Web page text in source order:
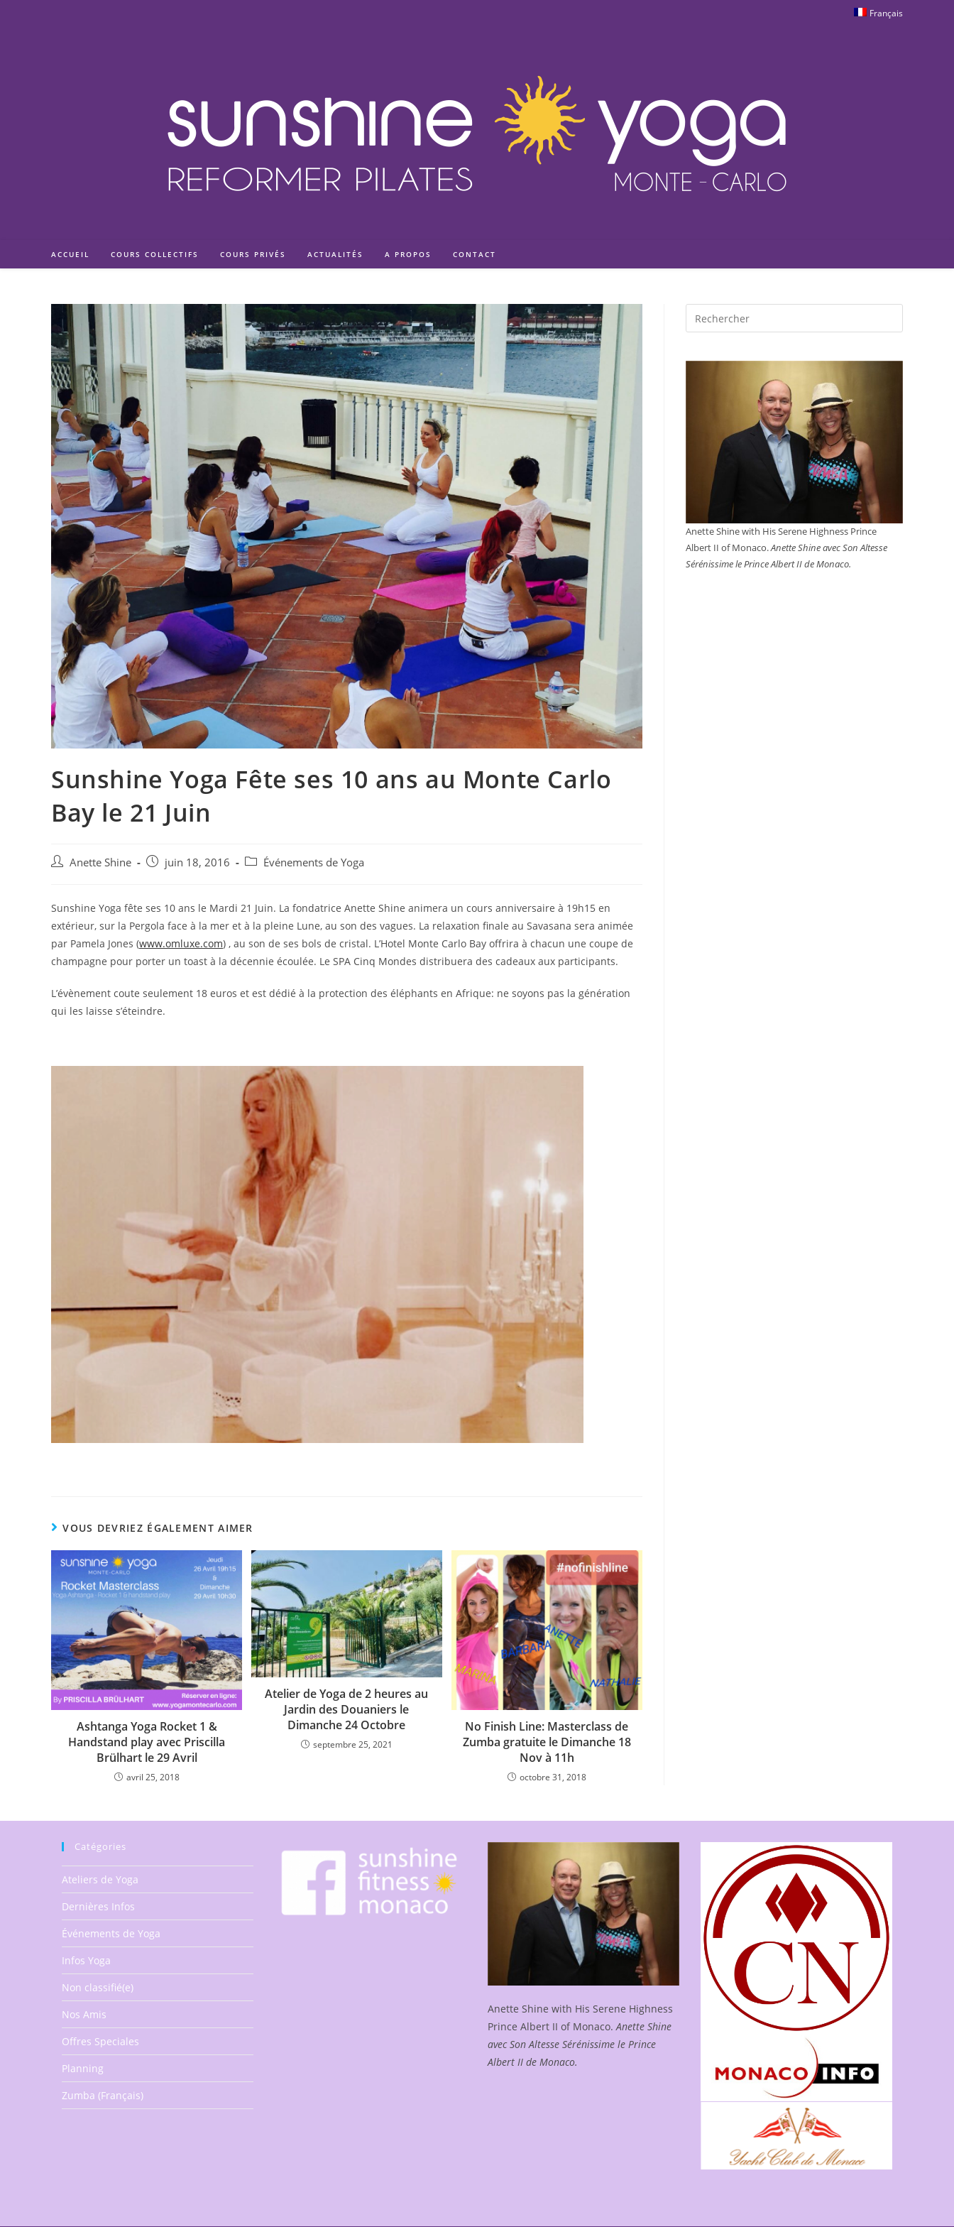
Français
ACCUEIL COURS COLLECTIFS COURS PRIVÉS ACTUALITÉS A PROPOS CONTACT
Sunshine Yoga Fête ses 10 ans au Monte Carlo
Bay le 21 Juin
Auteur/autrice
publication :
Anette Shine
Post juin 18, 2016
Post Événements de Yoga
Sunshine Yoga fête ses 10 ans le Mardi 21 Juin. La fondatrice Anette Shine animera un cours anniversaire à 19h15 en
extérieur, sur la Pergola face à la mer et à la pleine Lune, au son des vagues. La relaxation finale au Savasana sera animée
par Pamela Jones (www.omluxe.com) , au son de ses bols de cristal. L’Hotel Monte Carlo Bay offrira à chacun une coupe de
champagne pour porter un toast à la décennie écoulée. Le SPA Cinq Mondes distribuera des cadeaux aux participants.
L’évènement coute seulement 18 euros et est dédié à la protection des éléphants en Afrique: ne soyons pas la génération
qui les laisse s’éteindre.
VOUS DEVRIEZ ÉGALEMENT AIMER
Ashtanga Yoga Rocket 1 &
Handstand play avec Priscilla
Brülhart le 29 Avril
avril 25, 2018
Atelier de Yoga de 2 heures au
Jardin des Douaniers le
Dimanche 24 Octobre
septembre 25, 2021
No Finish Line: Masterclass de
Zumba gratuite le Dimanche 18
Nov à 11h
octobre 31, 2018
Rechercher
sur
site
Anette Shine with His Serene Highness Prince
Albert II of Monaco.Anette Shine avec Son Altesse
Sérénissime le Prince Albert II de Monaco.
Catégories
Ateliers de Yoga
Dernières Infos
Événements de Yoga
Infos Yoga
Non classifié(e)
Nos Amis
Offres Speciales
Planning
Zumba (Français)
Anette Shine with His Serene Highness
Prince Albert II of Monaco. Anette Shine
avec Son Altesse Sérénissime le Prince
Albert II de Monaco.